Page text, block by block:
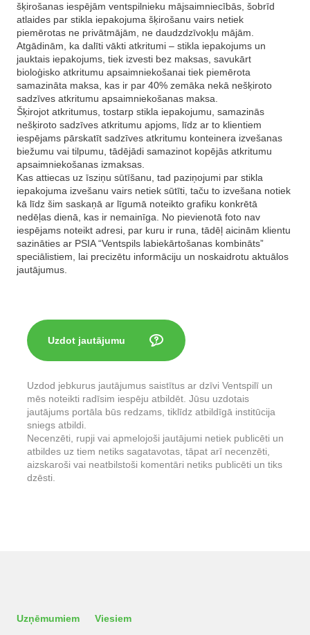
šķirošanas iespējām ventspilnieku mājsaimniecībās, šobrīd
atlaides par stikla iepakojuma šķirošanu vairs netiek
piemērotas ne privātmājām, ne daudzdzīvokļu mājām.
Atgādinām, ka dalīti vākti atkritumi – stikla iepakojums un
jauktais iepakojums, tiek izvesti bez maksas, savukārt
bioloģisko atkritumu apsaimniekošanai tiek piemērota
samazināta maksa, kas ir par 40% zemāka nekā nešķiroto
sadzīves atkritumu apsaimniekošanas maksa.
Šķirojot atkritumus, tostarp stikla iepakojumu, samazinās
nešķiroto sadzīves atkritumu apjoms, līdz ar to klientiem
iespējams pārskatīt sadzīves atkritumu konteinera izvešanas
biežumu vai tilpumu, tādējādi samazinot kopējās atkritumu
apsaimniekošanas izmaksas.
Kas attiecas uz īsziņu sūtīšanu, tad paziņojumi par stikla
iepakojuma izvešanu vairs netiek sūtīti, taču to izvešana notiek
kā līdz šim saskaņā ar līgumā noteikto grafiku konkrētā
nedēļas dienā, kas ir nemainīga. No pievienotā foto nav
iespējams noteikt adresi, par kuru ir runa, tādēļ aicinām klientu
sazināties ar PSIA “Ventspils labiekārtošanas kombināts”
speciālistiem, lai precizētu informāciju un noskaidrotu aktuālos
jautājumus.
Uzdot jautājumu
Uzdod jebkurus jautājumus saistītus ar dzīvi Ventspilī un
mēs noteikti radīsim iespēju atbildēt. Jūsu uzdotais
jautājums portāla būs redzams, tiklīdz atbildīgā institūcija
sniegs atbildi.
Necenzēti, rupji vai apmelojoši jautājumi netiek publicēti un
atbildes uz tiem netiks sagatavotas, tāpat arī necenzēti,
aizskaroši vai neatbilstoši komentāri netiks publicēti un tiks
dzēsti.
Uzņēmumiem Viesiem